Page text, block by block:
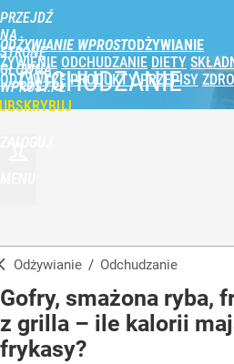
PRZEJDŹ
NA
STRONĘ
GŁÓWNĄ
WPROST.PL
ODŻYWIANIE WPROST
ŻYWIENIE ODCHUDZANIE DIETY
ODŻYWCZE PRODUKTY PRZEPISY
ODCHUDZANIE
Odżywianie / Odchudzanie
Gofry, smażona ryba,
z grilla – ile kalorii
frykasy?